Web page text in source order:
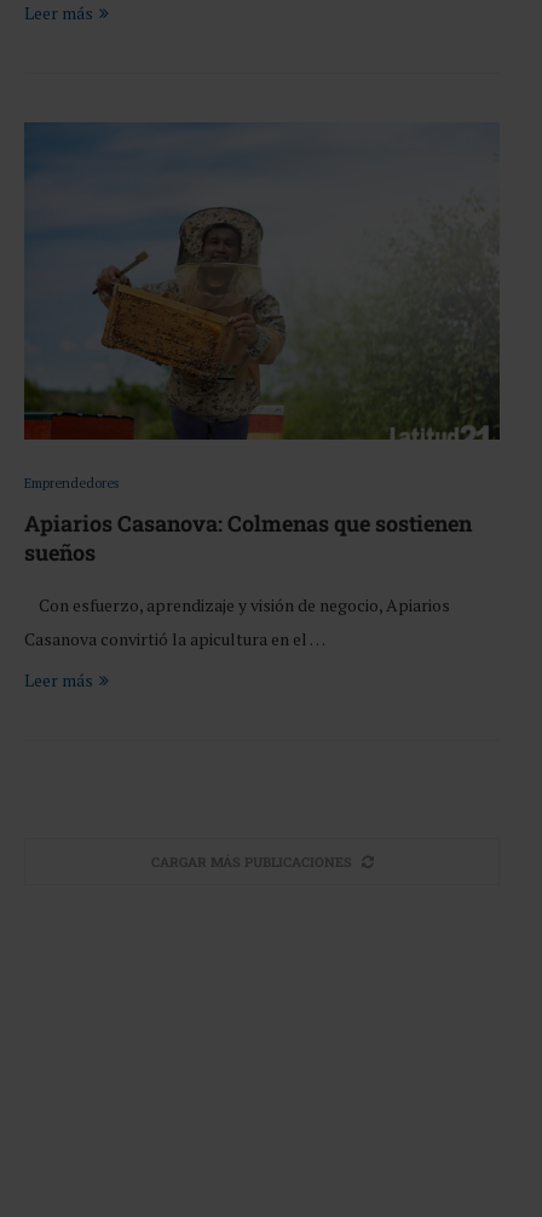
Leer más
Emprendedores
Apiarios Casanova: Colmenas que sostienen
sueños
Con esfuerzo, aprendizaje y visión de negocio, Apiarios
Casanova convirtió la apicultura en el …
Leer más
CARGAR MÁS PUBLICACIONES